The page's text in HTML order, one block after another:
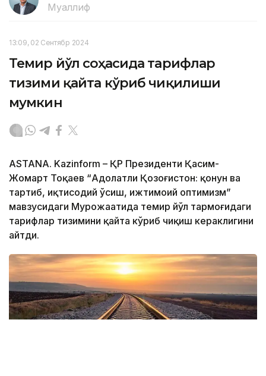
Муаллиф
13:09, 02 Сентябр 2024
Темир йўл соҳасида тарифлар
тизими қайта кўриб чиқилиши
мумкин
ASTANA. Kazinform – ҚР Президенти Қасим-
Жомарт Тоқаев “Адолатли Қозоғистон: қонун ва
тартиб, иқтисодий ўсиш, ижтимоий оптимизм”
мавзусидаги Мурожаатида темир йўл тармоғидаги
тарифлар тизимини қайта кўриб чиқиш кераклигини
айтди.